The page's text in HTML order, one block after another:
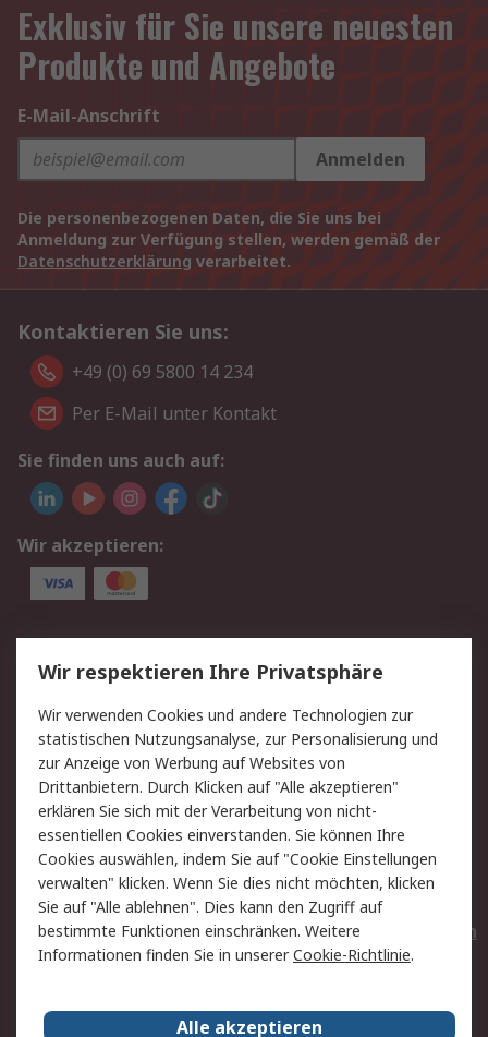
Exklusiv für Sie unsere neuesten
Produkte und Angebote
E-Mail-Anschrift
Anmelden
Die personenbezogenen Daten, die Sie uns bei
Anmeldung zur Verfügung stellen, werden gemäß der
Datenschutzerklärung verarbeitet.
Kontaktieren Sie uns:
+49 (0) 69 5800 14 234
Per E-Mail unter Kontakt
Sie finden uns auch auf:
Wir akzeptieren:
Service
Value Added Services
Lieferlösungen
Rücksendungen
Kontakt
Hilfe
Privatkunden
Rechtliches
AGB
Datenschutz
Cookie-Richtlinie
Zahlungsbedingungen
Copyright/Impressum
Entsorgung
Elektrogeräte/Batterien
RS weltweit
Wir respektieren Ihre Privatsphäre
Wir verwenden Cookies und andere Technologien zur
statistischen Nutzungsanalyse, zur Personalisierung und
zur Anzeige von Werbung auf Websites von
Drittanbietern. Durch Klicken auf "Alle akzeptieren"
erklären Sie sich mit der Verarbeitung von nicht-
essentiellen Cookies einverstanden. Sie können Ihre
Cookies auswählen, indem Sie auf "Cookie Einstellungen
verwalten" klicken. Wenn Sie dies nicht möchten, klicken
Sie auf "Alle ablehnen". Dies kann den Zugriff auf
bestimmte Funktionen einschränken. Weitere
Informationen finden Sie in unsererCookie-Richtlinie.
Alle akzeptieren